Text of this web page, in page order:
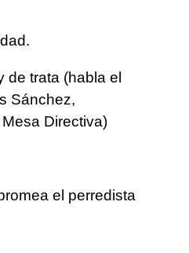
de trata (habla el
Sánchez,
Directiva)
el perredista